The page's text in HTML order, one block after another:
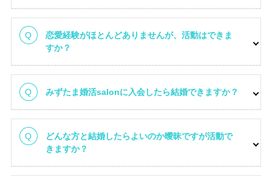
親子婚活室長 紹介
恋愛経験がほとんどありませんが、活動はできま
すか？
みずたま婚活salonに入会したら結婚できますか？
どんな方と結婚したらよいのか曖昧ですが活動で
きますか？